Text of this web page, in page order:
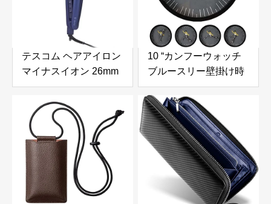
テスコム ヘアアイロン
マイナスイオン 26mm
温度調整/ロック/メモリ
ー 自動OFF 開閉ロック
ラク抜きプラグ ネイビ
ー TS430A-A
10 “カンフーウォッチ
ブルースリー壁掛け時
計、ノイズのない回転
中国のカンフー壁掛け
時計、壁掛け時計家庭
用時計の装飾のための
バッテリー操作、
25CM